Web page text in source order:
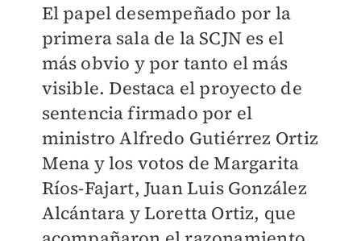
El papel desempeñado por la
primera sala de la SCJN es el
más obvio y por tanto el más
visible. Destaca el proyecto de
sentencia firmado por el
ministro Alfredo Gutiérrez Ortiz
Mena y los votos de Margarita
Ríos-Fajart, Juan Luis González
Alcántara y Loretta Ortiz, que